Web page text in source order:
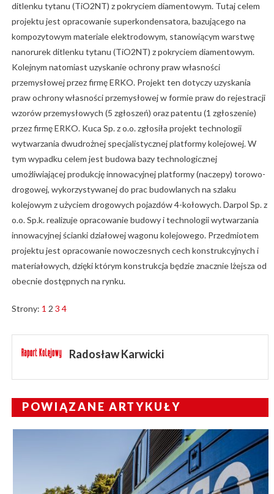
ditlenku tytanu (TiO2NT) z pokryciem diamentowym. Tutaj celem
projektu jest opracowanie superkondensatora, bazującego na
kompozytowym materiale elektrodowym, stanowiącym warstwę
nanorurek ditlenku tytanu (TiO2NT) z pokryciem diamentowym.
Kolejnym natomiast uzyskanie ochrony praw własności
przemysłowej przez firmę ERKO. Projekt ten dotyczy uzyskania
praw ochrony własności przemysłowej w formie praw do rejestracji
wzorów przemysłowych (5 zgłoszeń) oraz patentu (1 zgłoszenie)
przez firmę ERKO. Kuca Sp. z o.o. zgłosiła projekt technologii
wytwarzania dwudrożnej specjalistycznej platformy kolejowej. W
tym wypadku celem jest budowa bazy technologicznej
umożliwiającej produkcję innowacyjnej platformy (naczepy) torowo-
drogowej, wykorzystywanej do prac budowlanych na szlaku
kolejowym z użyciem drogowych pojazdów 4-kołowych. Darpol Sp. z
o.o. Sp.k. realizuje opracowanie budowy i technologii wytwarzania
innowacyjnej ścianki działowej wagonu kolejowego. Przedmiotem
projektu jest opracowanie nowoczesnych cech konstrukcyjnych i
materiałowych, dzięki którym konstrukcja będzie znacznie lżejsza od
obecnie dostępnych na rynku.
Strony: 1 2 3 4
Radosław Karwicki
POWIĄZANE ARTYKUŁY